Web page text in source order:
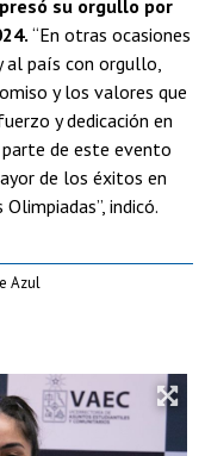
su orgullo por
“En otras ocasiones
país con orgullo,
y los valores que
y dedicación en
de este evento
de los éxitos en
indicó.
Azul